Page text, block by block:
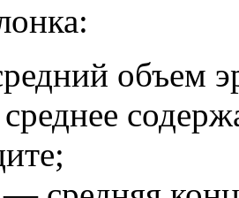
объем